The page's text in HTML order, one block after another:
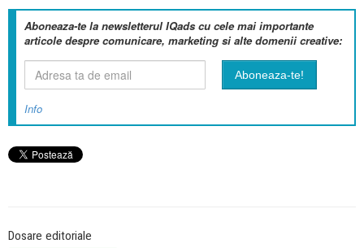
Aboneaza-te la newsletterul IQads cu cele mai importante
articole despre comunicare, marketing si alte domenii creative:
Info
Dosare editoriale